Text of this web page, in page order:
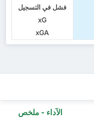
فشل في التسجيل
xG
xGA
الآداء - ملخص